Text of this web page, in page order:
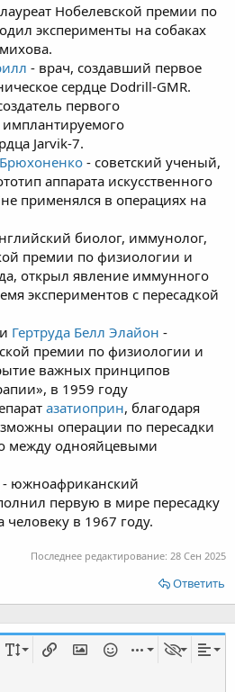
Нобелевской премии по
эксперименты на собаках
- врач, создавший первое
сердце Dodrill-GMR.
первого
имплантируемого
Jarvik-7.
- советский ученый,
аппарата искусственного
применялся в операциях на
биолог, иммунолог,
премии по физиологии и
открыл явление иммунного
экспериментов с пересадкой
и Гертруда Белл Элайон -
премии по физиологии и
важных принципов
в 1959 году
азатиоприн, благодаря
операции по пересадки
между однояйцевыми
- южноафриканский
первую в мире пересадку
человеку в 1967 году.
Последнее редактирование: 28 Сен 2025
Ответить
текста